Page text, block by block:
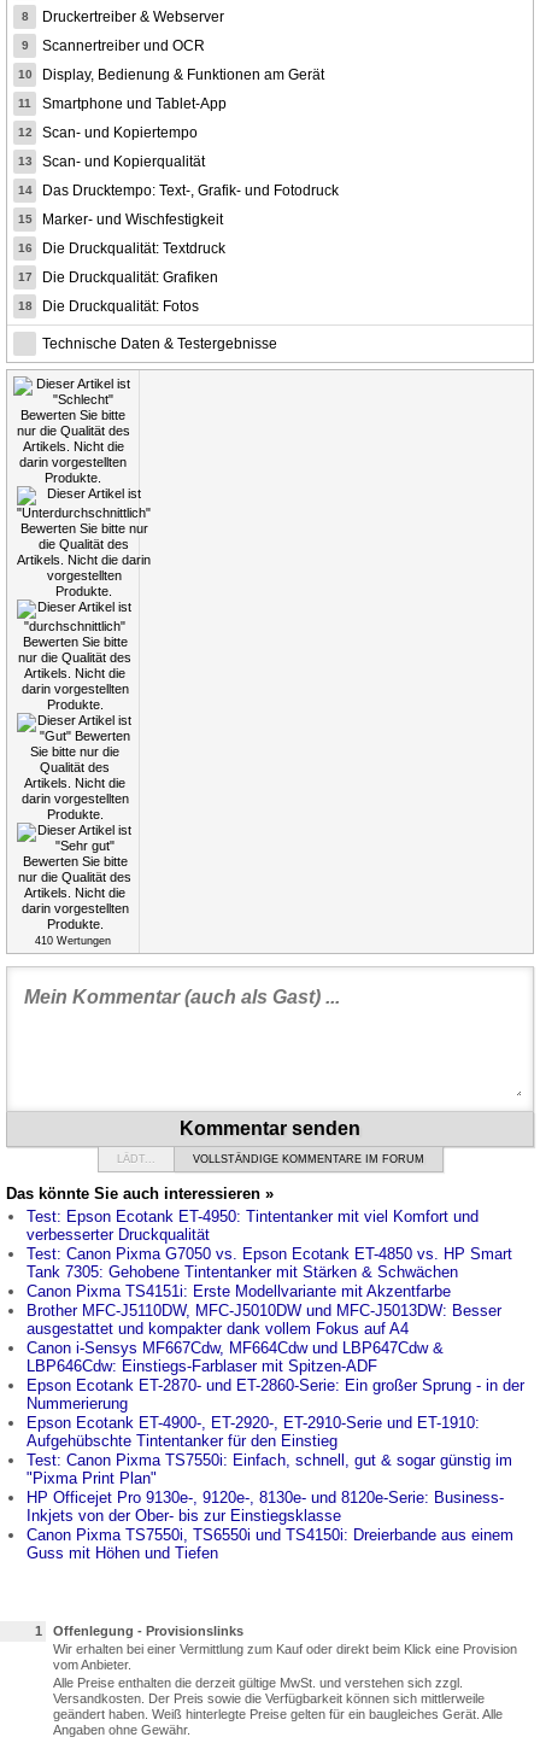
8 Druckertreiber & Webserver
9 Scannertreiber und OCR
10 Display, Bedienung & Funktionen am Gerät
11 Smartphone und Tablet-App
12 Scan- und Kopiertempo
13 Scan- und Kopierqualität
14 Das Drucktempo: Text-, Grafik- und Fotodruck
15 Marker- und Wischfestigkeit
16 Die Druckqualität: Textdruck
17 Die Druckqualität: Grafiken
18 Die Druckqualität: Fotos
Technische Daten & Testergebnisse
410 Wertungen
Kommentar senden
LÄDT... VOLLSTÄNDIGE KOMMENTARE IM FORUM
Das könnte Sie auch interessieren »
Test: Epson Ecotank ET-4950: Tintentanker mit viel Komfort und
verbesserter Druckqualität
Test: Canon Pixma G7050 vs. Epson Ecotank ET-4850 vs. HP Smart
Tank 7305: Gehobene Tintentanker mit Stärken & Schwächen
Canon Pixma TS4151i: Erste Modellvariante mit Akzentfarbe
Brother MFC-J5110DW, MFC-J5010DW und MFC-J5013DW: Besser
ausgestattet und kompakter dank vollem Fokus auf A4
Canon i-Sensys MF667Cdw, MF664Cdw und LBP647Cdw &
LBP646Cdw: Einstiegs-Farblaser mit Spitzen-ADF
Epson Ecotank ET-2870- und ET-2860-Serie: Ein großer Sprung - in der
Nummerierung
Epson Ecotank ET-4900-, ET-2920-, ET-2910-Serie und ET-1910:
Aufgehübschte Tintentanker für den Einstieg
Test: Canon Pixma TS7550i: Einfach, schnell, gut & sogar günstig im
"Pixma Print Plan"
HP Officejet Pro 9130e-, 9120e-, 8130e- und 8120e-Serie: Business-
Inkjets von der Ober- bis zur Einstiegsklasse
Canon Pixma TS7550i, TS6550i und TS4150i: Dreierbande aus einem
Guss mit Höhen und Tiefen
1
Offenlegung - Provisionslinks
Wir erhalten bei einer Vermittlung zum Kauf oder direkt beim Klick eine Provision
vom Anbieter.
Alle Preise enthalten die derzeit gültige MwSt. und verstehen sich zzgl.
Versandkosten. Der Preis sowie die Verfügbarkeit können sich mittlerweile
geändert haben. Weiß hinterlegte Preise gelten für ein baugleiches Gerät. Alle
Angaben ohne Gewähr.